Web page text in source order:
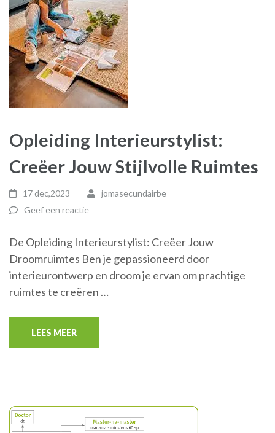
Opleiding Interieurstylist:
Creëer Jouw Stijlvolle Ruimtes
17 dec,2023
jomasecundairbe
Geef een reactie
De Opleiding Interieurstylist: Creëer Jouw
Droomruimtes Ben je gepassioneerd door
interieurontwerp en droom je ervan om prachtige
ruimtes te creëren …
LEES MEER